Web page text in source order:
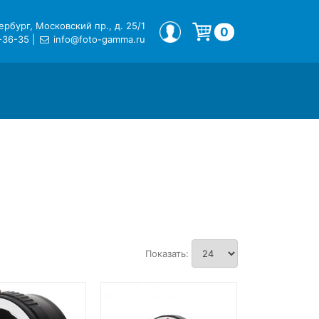
Московский пр., д. 25/1
36-35
info@foto-gamma.ru
МОЙ ПРОФИЛЬ 0